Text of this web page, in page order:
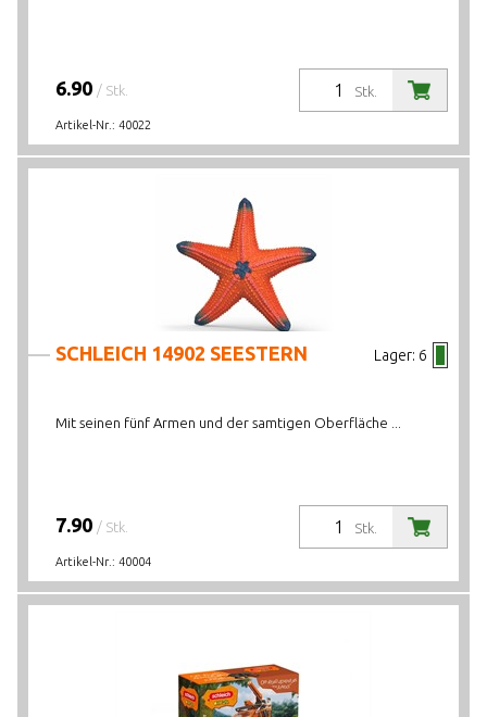
Stk.
6.90 / Stk.
Artikel-Nr.: 40022
Lager: 6
SCHLEICH 14902 SEESTERN
Mit seinen fünf Armen und der samtigen Oberfläche ...
Stk.
7.90 / Stk.
Artikel-Nr.: 40004